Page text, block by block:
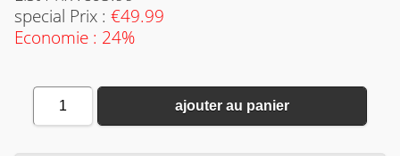
special Prix : €49.99
Economie : 24%
1 ajouter au panier